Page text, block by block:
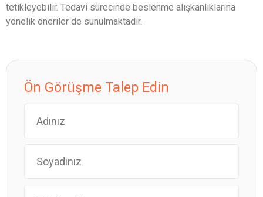
tetikleyebilir. Tedavi sürecinde beslenme alışkanlıklarına
yönelik öneriler de sunulmaktadır.
Ön Görüşme Talep Edin